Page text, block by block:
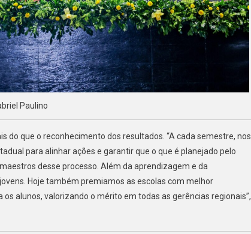
Paulino
do que o reconhecimento dos resultados. “A cada semestre, nos
para alinhar ações e garantir que o que é planejado pelo
desse processo. Além da aprendizagem e da
Hoje também premiamos as escolas com melhor
alunos, valorizando o mérito em todas as gerências regionais”,